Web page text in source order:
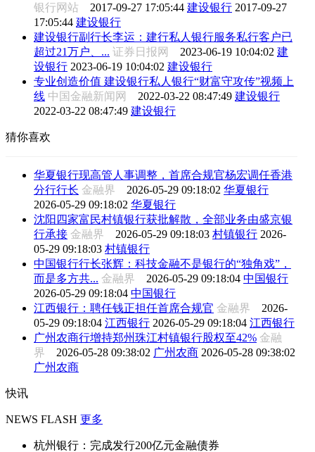
银行网站 2017-09-27 17:05:44 建设银行 2017-09-27
17:05:44 建设银行
建设银行副行长李运：建行私人银行服务私行客户已
超过21万户、... 证券日报网 2023-06-19 10:04:02 建
设银行 2023-06-19 10:04:02 建设银行
专业创造价值 建设银行私人银行“财富守攻传”视频上
线 中国金融新闻网 2022-03-22 08:47:49 建设银行
2022-03-22 08:47:49 建设银行
猜你喜欢
华夏银行现高管人事调整，首席合规官杨宏调任香港
分行行长 金融界 2026-05-29 09:18:02 华夏银行
2026-05-29 09:18:02 华夏银行
沈阳四家富民村镇银行获批解散，全部业务由盛京银
行承接 金融界 2026-05-29 09:18:03 村镇银行 2026-
05-29 09:18:03 村镇银行
中国银行行长张辉：科技金融不是银行的“独角戏”，
而是多方共... 金融界 2026-05-29 09:18:04 中国银行
2026-05-29 09:18:04 中国银行
江西银行：聘任钱正担任首席合规官 金融界 2026-
05-29 09:18:04 江西银行 2026-05-29 09:18:04 江西银行
广州农商行增持郑州珠江村镇银行股权至42% 金融
界 2026-05-28 09:38:02 广州农商 2026-05-28 09:38:02
广州农商
快讯
NEWS FLASH 更多
杭州银行：完成发行200亿元金融债券